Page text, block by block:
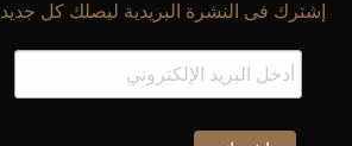
إشترك فى النشرة البريدية ليصلك كل جديد